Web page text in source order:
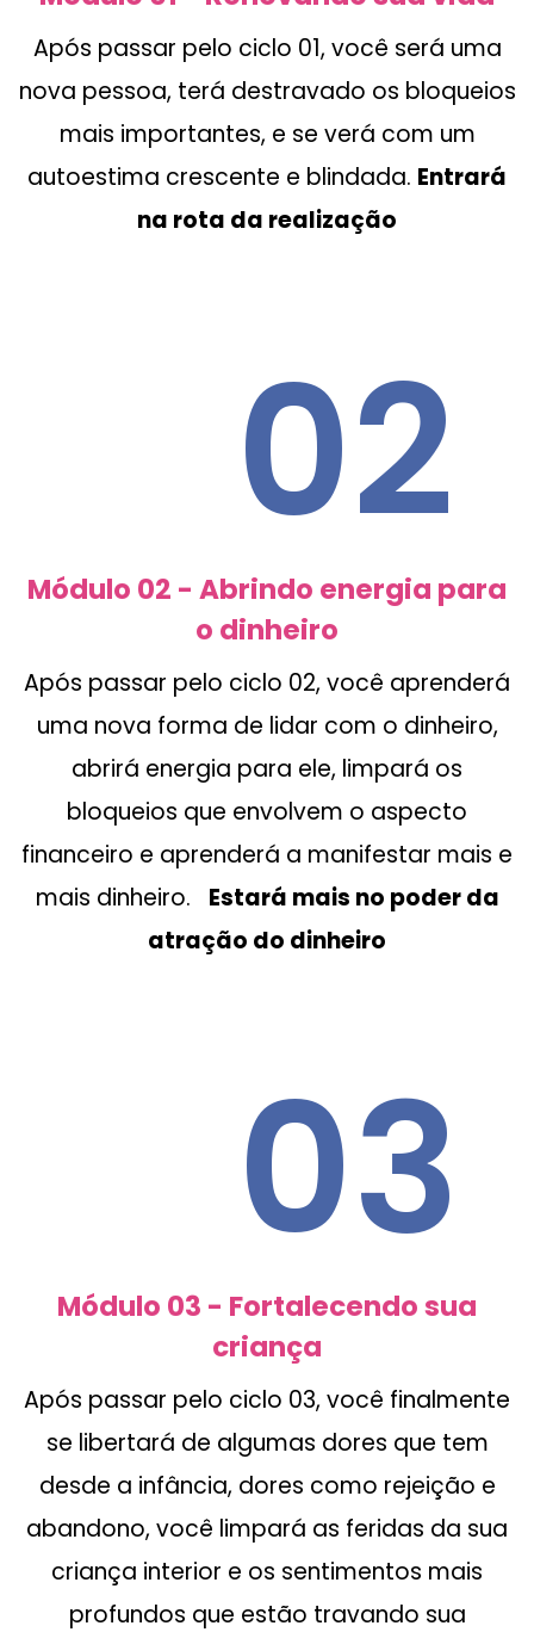
Após passar pelo ciclo 01, você será uma
nova pessoa, terá destravado os bloqueios
mais importantes, e se verá com um
autoestima crescente e blindada. Entrará
na rota da realização
02
Módulo 02 - Abrindo energia para
o dinheiro
Após passar pelo ciclo 02, você aprenderá
uma nova forma de lidar com o dinheiro,
abrirá energia para ele, limpará os
bloqueios que envolvem o aspecto
financeiro e aprenderá a manifestar mais e
mais dinheiro. Estará mais no poder da
atração do dinheiro
03
Módulo 03 - Fortalecendo sua
criança
Após passar pelo ciclo 03, você finalmente
se libertará de algumas dores que tem
desde a infância, dores como rejeição e
abandono, você limpará as feridas da sua
criança interior e os sentimentos mais
profundos que estão travando sua